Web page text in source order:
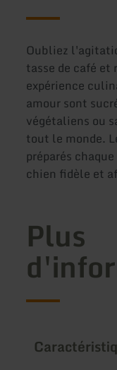
Oubliez
tasse de café et
expérience
amour sont
végétaliens ou
tout le monde.
préparés
chien fidèle et
Plus